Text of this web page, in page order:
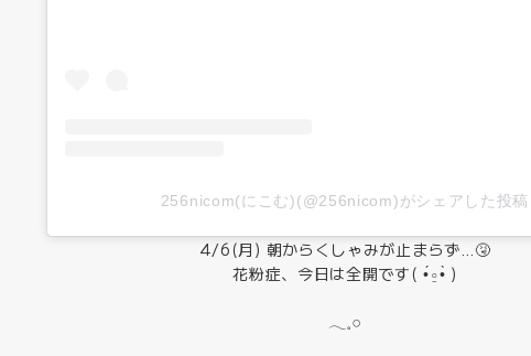
256nicom(にこむ)(@256nicom)がシェアした投稿
4/6(月) 朝からくしゃみが止まらず…🤧
花粉症、今日は全開です( •́⍛︎•̀ )
𓂃𓈒𓏸